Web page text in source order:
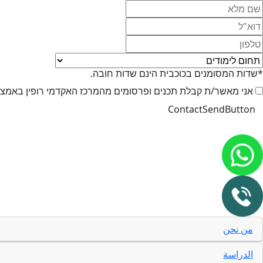
*שדות המסומנים בכוכבית הינם שדות חובה.
אני מאשר/ת קבלת תכנים ופרסומים מהמרכז האקדמי רופין
من نحن
الدراسة